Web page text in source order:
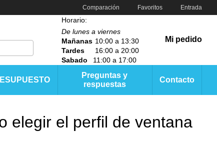
Comparación Favoritos Entrada
Horario:
De lunes a viernes
Mañanas 10:00 a 13:30
Tardes
16:00 a 20:00
Sabado
11:00 a 17:00
Mi pedido
Preguntas y
respuestas
Contacto
elegir el perfil de ventana